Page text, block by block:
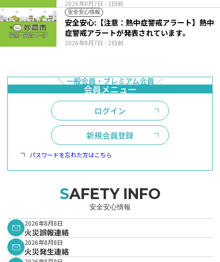
2026年8月7日 - 2日前
安全安心情報
2026年8月7日 - 2日前
安全安心:【注意：熱中症警戒アラート】熱中
症警戒アラートが発表されています。
ログイン
新規会員登録
パスワードを忘れた方はこちら
SAFETY INFO
安全安心情報
2026年8月8日
火災誤報連絡
2026年8月8日
火災発生連絡